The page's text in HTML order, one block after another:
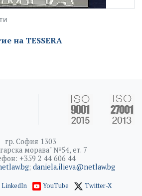
на TESSERA
гр. София 1303
морава" №54, ет. 7
+359 2 44 606 44
; daniela.ilieva@netlaw.bg
LinkedIn YouTube Twitter-X